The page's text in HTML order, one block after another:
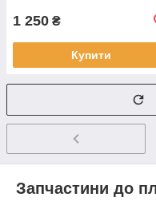
1 250 ₴
Купити
Запчастини до